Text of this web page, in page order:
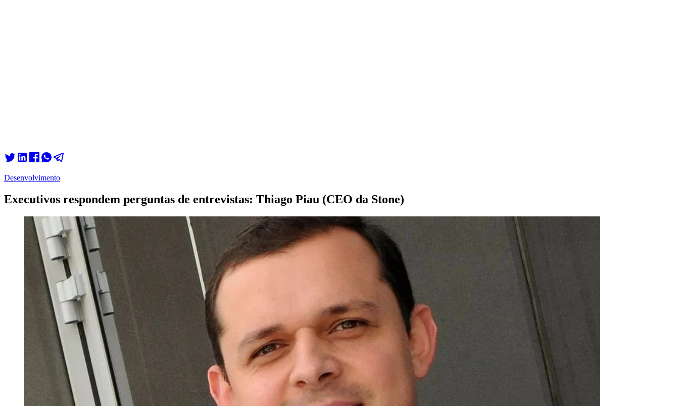
Desenvolvimento
Executivos respondem perguntas de entrevistas: Thiago Piau (CEO da Stone)